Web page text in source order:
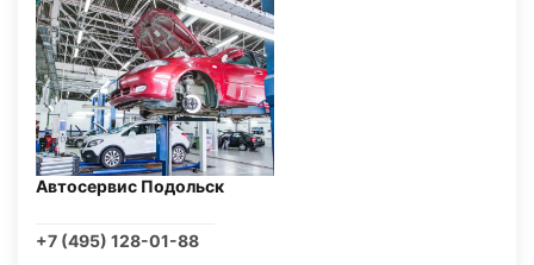
Автосервис Подольск
+7 (495) 128-01-88